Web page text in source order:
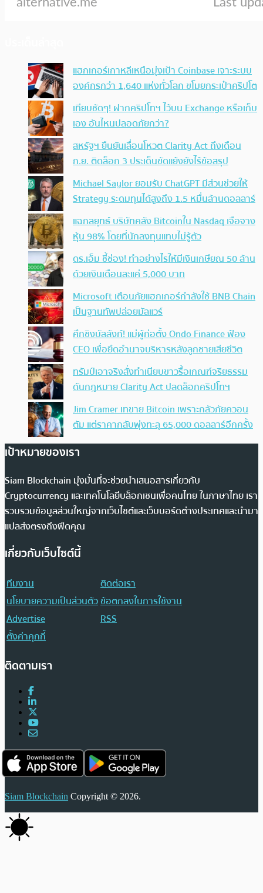
แฮกเกอร์เกาหลีเหนือมุ่งเป้า Coinbase เจาะระบบ
องค์กรกว่า 1,640 แห่งทั่วโลก ขโมยกระเป๋าคริปโต
เทียบชัดๆ! ฝากคริปโทฯ ไว้บน Exchange หรือเก็บ
เอง อันไหนปลอดภัยกว่า?
สหรัฐฯ ยืนยันเลื่อนโหวต Clarity Act ถึงเดือน
ก.ย. ติดล็อก 3 ประเด็นขัดแย้งยังไร้ข้อสรุป
Michael Saylor ยอมรับ ChatGPT มีส่วนช่วยให้
Strategy ระดมทุนได้สูงถึง 1.5 หมื่นล้านดอลลาร์
แฉกลยุทธ์ บริษัทคลัง Bitcoinใน Nasdaq เจือจาง
หุ้น 98% โดยที่นักลงทุนแทบไม่รู้ตัว
ดร.เอ็ม ชี้ช่อง! ทำอย่างไรให้มีเงินเกษียณ 50 ล้าน
ด้วยเงินเดือนละแค่ 5,000 บาท
Microsoft เตือนภัยแฮกเกอร์กำลังใช้ BNB Chain
เป็นฐานทัพปล่อยมัลแวร์
ศึกชิงบัลลังก์! แม่ผู้ก่อตั้ง Ondo Finance ฟ้อง
CEO เพื่อยึดอำนาจบริหารหลังลูกชายเสียชีวิต
ทรัมป์เอาจริง สั่งทำเนียบขาวรื้อเกณฑ์จริยธรรม
ดันกฎหมาย Clarity Act ปลดล็อกคริปโทฯ
Jim Cramer เทขาย Bitcoin เพราะกลัวภัยควอน
ตัม แต่ราคากลับพุ่งทะลุ 65,000 ดอลลาร์อีกครั้ง
เป้าหมายของเรา
Siam Blockchain มุ่งมั่นที่จะช่วยนำเสนอสารเกี่ยวกับ
Cryptocurrency และเทคโนโลยีบล็อกเชนเพื่อคนไทย ในภาษาไทย เรา
รวบรวมข้อมูลส่วนใหญ่จากเว็บไซต์และเว็บบอร์ดต่างประเทศและนำมา
แปลส่งตรงถึงฟีดคุณ
เกี่ยวกับเว็บไซต์นี้
ทีมงาน
ติดต่อเรา
นโยบายความเป็นส่วนตัวข้อตกลงในการใช้งาน
Advertise
RSS
ตั้งค่าคุกกี้
ติดตามเรา
Siam Blockchain Copyright © 2026.